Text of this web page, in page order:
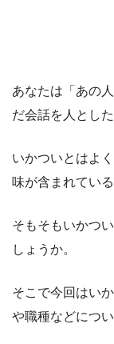
あなたは「あの
だ会話を人とし
いかついとはよ
味が含まれてい
そもそもいかつ
しょうか。
そこで今回はい
や職種などにつ